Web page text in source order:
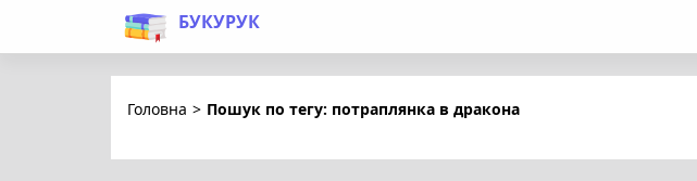
БУКУРУК
Головна > Пошук по тегу: потраплянка в дракона